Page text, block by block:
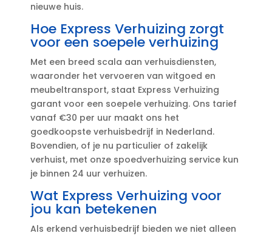
nieuwe huis.​
Hoe Express Verhuizing zorgt
voor een soepele verhuizing
Met een breed scala aan verhuisdiensten,
waaronder het vervoeren van witgoed en
meubeltransport, staat Express Verhuizing
garant voor een soepele verhuizing.​ Ons tarief
vanaf €30 per uur maakt ons het
goedkoopste verhuisbedrijf in Nederland.​
Bovendien, of je nu particulier of zakelijk
verhuist, met onze spoedverhuizing service kun
je binnen 24 uur verhuizen.​
Wat Express Verhuizing voor
jou kan betekenen
Als erkend verhuisbedrijf bieden we niet alleen